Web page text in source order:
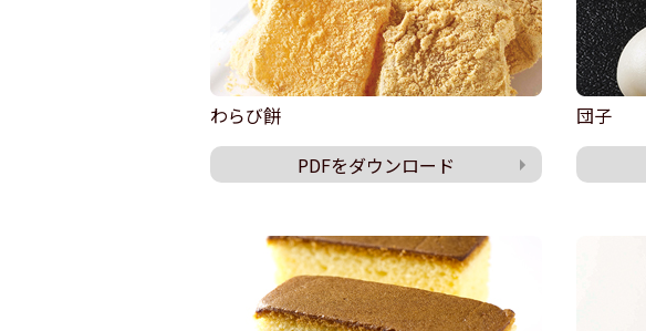
わらび餅
PDFをダウンロード
団子